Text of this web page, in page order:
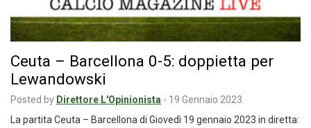
Ceuta – Barcellona 0-5: doppietta per
Lewandowski
Posted by Direttore L'Opinionista - 19 Gennaio 2023
La partita Ceuta – Barcellona di Giovedì 19 gennaio 2023 in diretta: